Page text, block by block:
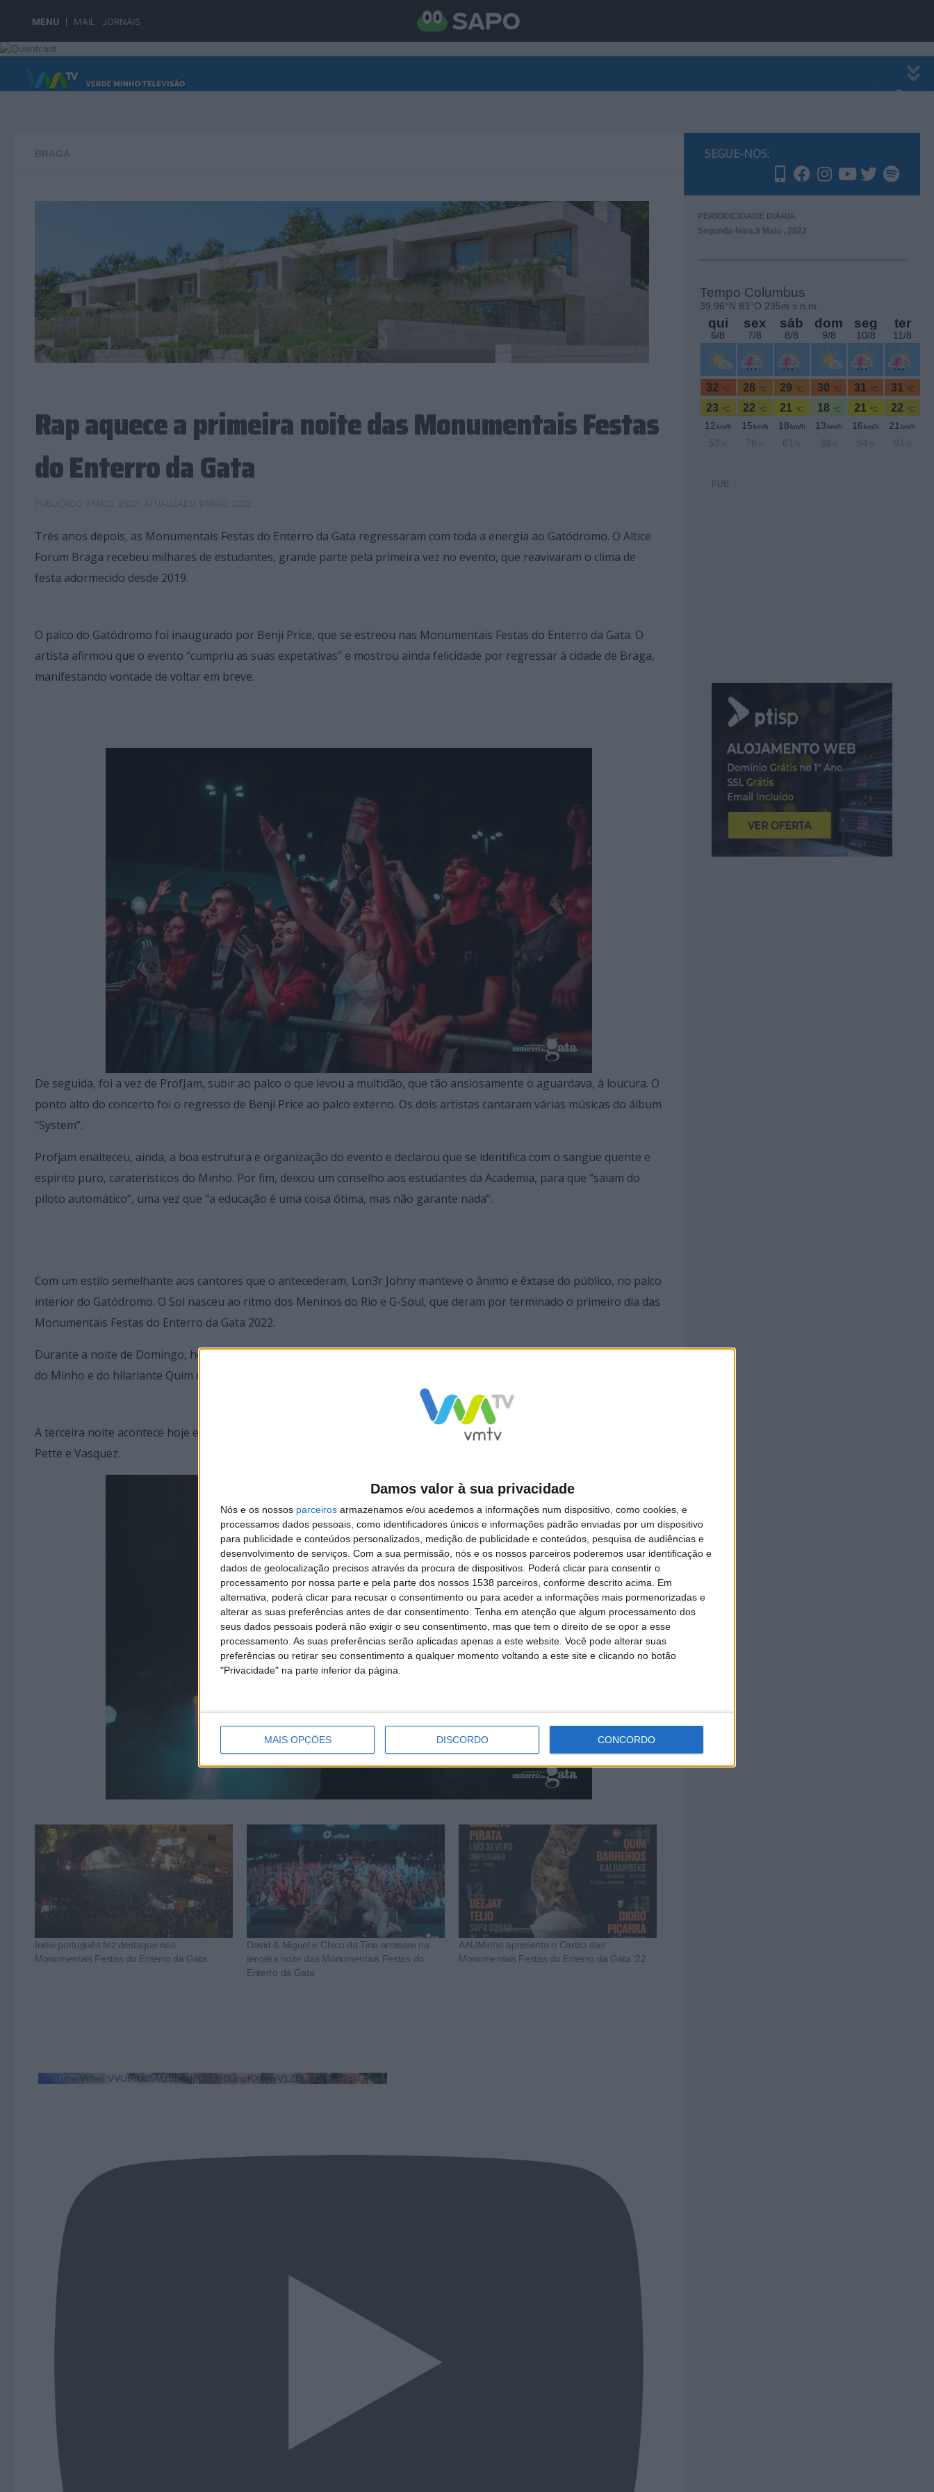
MENU MAIL JORNAIS
Damos valor à sua privacidade
Nós e os nossos parceiros armazenamos e/ou acedemos a informações num dispositivo, como cookies, e
processamos dados pessoais, como identificadores únicos e informações padrão enviadas por um dispositivo
para publicidade e conteúdos personalizados, medição de publicidade e conteúdos, pesquisa de audiências e
desenvolvimento de serviços. Com a sua permissão, nós e os nossos parceiros poderemos usar identificação e
dados de geolocalização precisos através da procura de dispositivos. Poderá clicar para consentir o
processamento por nossa parte e pela parte dos nossos 1538 parceiros, conforme descrito acima. Em
alternativa, poderá clicar para recusar o consentimento ou para aceder a informações mais pormenorizadas e
alterar as suas preferências antes de dar consentimento. Tenha em atenção que algum processamento dos
seus dados pessoais poderá não exigir o seu consentimento, mas que tem o direito de se opor a esse
processamento. As suas preferências serão aplicadas apenas a este website. Você pode alterar suas
preferências ou retirar seu consentimento a qualquer momento voltando a este site e clicando no botão
"Privacidade" na parte inferior da página.
MAIS OPÇÕES DISCORDO CONCORDO
Skip to content
Rap aquece a primeira noite das Monumentais Festas
do Enterro da Gata
Três anos depois, as Monumentais Festas do Enterro da Gata regressaram com toda a energia ao Gatódromo. O Altice
Forum Braga recebeu milhares de estudantes, grande parte pela primeira vez no evento, que reavivaram o clima de
festa adormecido desde 2019.
O palco do Gatódromo foi inaugurado por Benji Price, que se estreou nas Monumentais Festas do Enterro da Gata. O
artista afirmou que o evento “cumpriu as suas expetativas” e mostrou ainda felicidade por regressar à cidade de Braga,
manifestando vontade de voltar em breve.
De seguida, foi a vez de ProfJam, subir ao palco o que levou a multidão, que tão ansiosamente o aguardava, à loucura. O
ponto alto do concerto foi o regresso de Benji Price ao palco externo. Os dois artistas cantaram várias músicas do álbum
“System”.
Profjam enalteceu, ainda, a boa estrutura e organização do evento e declarou que se identifica com o sangue quente e
espírito puro, caraterísticos do Minho. Por fim, deixou um conselho aos estudantes da Academia, para que “saiam do
piloto automático”, uma vez que “a educação é uma coisa ótima, mas não garante nada”.
Com um estilo semelhante aos cantores que o antecederam, Lon3r Johny manteve o ânimo e êxtase do público, no palco
interior do Gatódromo. O Sol nasceu ao ritmo dos Meninos do Rio e G-Soul, que deram por terminado o primeiro dia das
Monumentais Festas do Enterro da Gata 2022.
Durante a noite de Domingo, houve muita tradição e diversão, com as atuações dos Grupos Culturais da Universidade
do Minho e do hilariante Quim das Remisturas.
A terceira noite acontece hoje e todos os estudantes vão poder contar com Chico da Tina, David & Miguel, Umplugged,
Pette e Vasquez.
Indie português fez destaque nas
Monumentais Festas do Enterro da Gata
David & Miguel e Chico da Tina arrasam na
terceira noite das Monumentais Festas do
Enterro da Gata
AAUMinho apresenta o Cartaz das
Monumentais Festas do Enterro da Gata ’22
YouTube Video VVUtRU85MzBBcHpOcU5BUnpKX0wyV1ZBLmNCa2l2ckl3RkxJ
SEGUE-NOS:
PERIODICIDADE DIÁRIA
Segunda-feira,9 Maio , 2022
PUB